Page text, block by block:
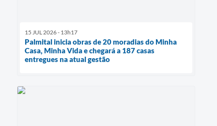
15 JUL 2026 - 13h17
Palmital inicia obras de 20 moradias do Minha
Casa, Minha Vida e chegará a 187 casas
entregues na atual gestão